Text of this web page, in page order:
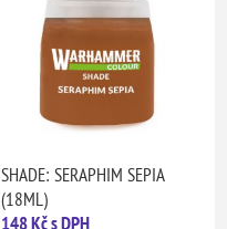
SHADE: SERAPHIM SEPIA
(18ML)
148 Kč s DPH